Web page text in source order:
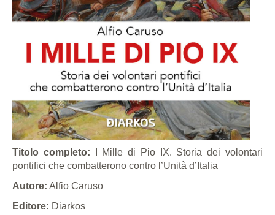
Titolo completo: I Mille di Pio IX. Storia dei volontari
pontifici che combatterono contro l’Unità d’Italia
Autore: Alfio Caruso
Editore: Diarkos